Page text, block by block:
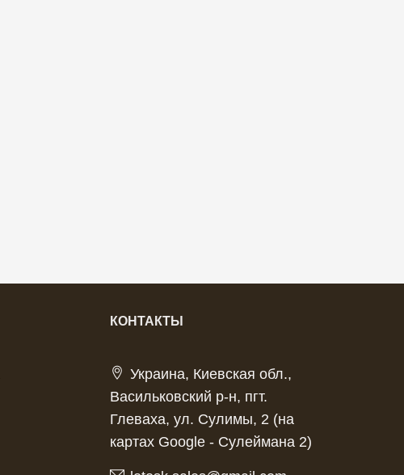
КОНТАКТЫ
Украина, Киевская обл.,
Васильковский р-н, пгт.
Глеваха, ул. Сулимы, 2 (на
картах Google - Сулеймана 2)